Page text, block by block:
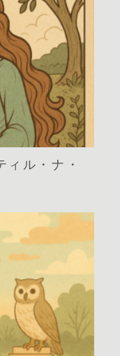
ィル・ナ・